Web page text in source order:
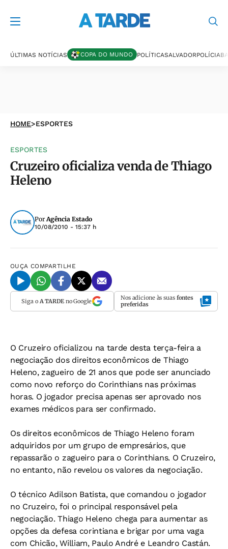
ÚLTIMAS NOTÍCIAS COPA DO MUNDO POLÍTICASALVADORPOLÍCIA
HOME>ESPORTES
ESPORTES
Cruzeiro oficializa venda de Thiago
Heleno
PorAgência Estado
10/08/2010 - 15:37 h
OUÇA COMPARTILHE
Siga o A TARDEno Google Nos adicione às suas fontes
preferidas
O Cruzeiro oficializou na tarde desta terça-feira a
negociação dos direitos econômicos de Thiago
Heleno, zagueiro de 21 anos que pode ser anunciado
como novo reforço do Corinthians nas próximas
horas. O jogador precisa apenas ser aprovado nos
exames médicos para ser confirmado.
Os direitos econômicos de Thiago Heleno foram
adquiridos por um grupo de empresários, que
repassarão o zagueiro para o Corinthians. O Cruzeiro,
no entanto, não revelou os valores da negociação.
O técnico Adilson Batista, que comandou o jogador
no Cruzeiro, foi o principal responsável pela
negociação. Thiago Heleno chega para aumentar as
opções da defesa corintiana e brigar por uma vaga
com Chicão, William, Paulo André e Leandro Castán.